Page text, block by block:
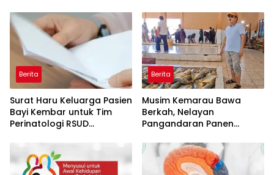
Berita
Surat Haru Keluarga Pasien
Bayi Kembar untuk Tim
Perinatologi RSUD
Ibu Kedua
Berita
Musim Kemarau Bawa
Berkah, Nelayan
Pangandaran Panen
TPI Tembus Rp14,7 Miliar